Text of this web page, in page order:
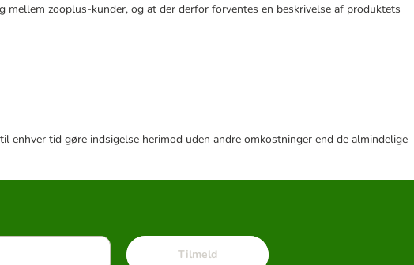
zooplus-kunder, og at der derfor forventes en beskrivelse af produktets
tid gøre indsigelse herimod uden andre omkostninger end de almindelige
Tilmeld